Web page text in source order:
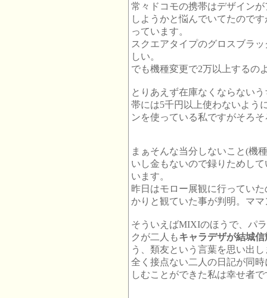
常々ドコモの携帯はデザイン
しようかと悩んでいてたので
っています。
スクエアタイプのグロスブラ
しい。
でも機種変更で2万以上する
とりあえず在庫なくならない
帯には5千円以上使わないよう
ンを使っている私ですがそろ
まぁそんな当分しないこと(機
いし金もないので録りためし
います。
昨日はモロー展観に行ってい
かりと観ていた事が判明。マ
そういえばMIXIのほうで、パ
クが二人もキャラデザが結城信
う、類友という言葉を思い出
全く接点ない二人の日記が同
しむことができた私は幸せ者で